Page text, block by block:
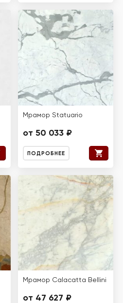
Мрамор Statuario
от 50 033 ₽
ПОДРОБНЕЕ
Мрамор Calacatta Bellini
от 47 627 ₽